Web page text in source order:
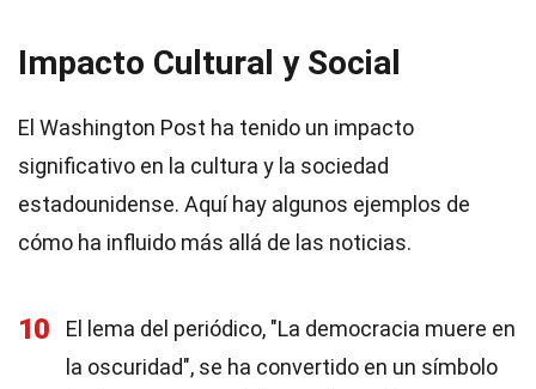
Impacto Cultural y Social
El Washington Post ha tenido un impacto
significativo en la cultura y la sociedad
estadounidense. Aquí hay algunos ejemplos de
cómo ha influido más allá de las noticias.
10
El lema del periódico, "La democracia muere en
la oscuridad", se ha convertido en un símbolo